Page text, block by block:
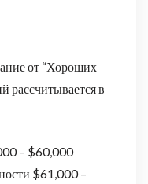
от “Хороших
рассчитывается в
– $60,000
$61,000 –